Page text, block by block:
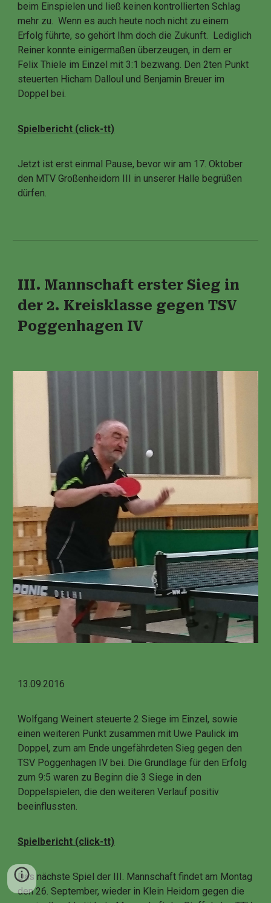
beim Einspielen und ließ keinen kontrollierten Schlag
mehr zu. Wenn es auch heute noch nicht zu einem
Erfolg führte, so gehört Ihm doch die Zukunft. Lediglich
Reiner konnte einigermaßen überzeugen, in dem er
Felix Thiele im Einzel mit 3:1 bezwang. Den 2ten Punkt
steuerten Hicham Dalloul und Benjamin Breuer im
Doppel bei.
Spielbericht (click-tt)
Jetzt ist erst einmal Pause, bevor wir am 17. Oktober
den MTV Großenheidorn III in unserer Halle begrüßen
dürfen.
III. Mannschaft erster Sieg in
der 2. Kreisklasse gegen TSV
Poggenhagen IV
13.09.2016
Wolfgang Weinert steuerte 2 Siege im Einzel, sowie
einen weiteren Punkt zusammen mit Uwe Paulick im
Doppel, zum am Ende ungefährdeten Sieg gegen den
TSV Poggenhagen IV bei. Die Grundlage für den Erfolg
zum 9:5 waren zu Beginn die 3 Siege in den
Doppelspielen, die den weiteren Verlauf positiv
beeinflussten.
Spielbericht (click-tt)
Das nächste Spiel der III. Mannschaft findet am Montag
den 26. September, wieder in Klein Heidorn gegen die